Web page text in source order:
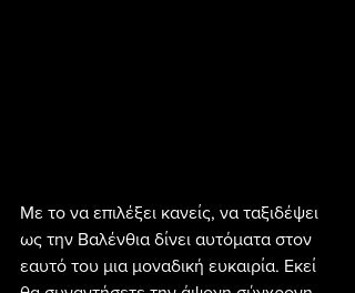
Με το να επιλέξει κανείς, να ταξιδέψει
ως την Βαλένθια δίνει αυτόματα στον
εαυτό του μια μοναδική ευκαιρία. Εκεί